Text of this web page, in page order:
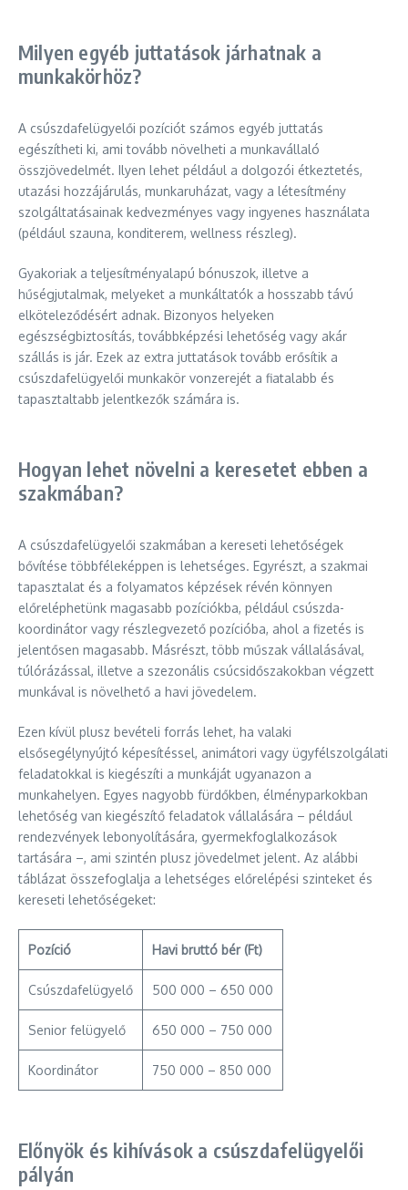
Milyen egyéb juttatások járhatnak a
munkakörhöz?
A csúszdafelügyelői pozíciót számos egyéb juttatás
egészítheti ki, ami tovább növelheti a munkavállaló
összjövedelmét. Ilyen lehet például a dolgozói étkeztetés,
utazási hozzájárulás, munkaruházat, vagy a létesítmény
szolgáltatásainak kedvezményes vagy ingyenes használata
(például szauna, konditerem, wellness részleg).
Gyakoriak a teljesítményalapú bónuszok, illetve a
hűségjutalmak, melyeket a munkáltatók a hosszabb távú
elköteleződésért adnak. Bizonyos helyeken
egészségbiztosítás, továbbképzési lehetőség vagy akár
szállás is jár. Ezek az extra juttatások tovább erősítik a
csúszdafelügyelői munkakör vonzerejét a fiatalabb és
tapasztaltabb jelentkezők számára is.
Hogyan lehet növelni a keresetet ebben a
szakmában?
A csúszdafelügyelői szakmában a kereseti lehetőségek
bővítése többféleképpen is lehetséges. Egyrészt, a szakmai
tapasztalat és a folyamatos képzések révén könnyen
előreléphetünk magasabb pozíciókba, például csúszda-
koordinátor vagy részlegvezető pozícióba, ahol a fizetés is
jelentősen magasabb. Másrészt, több műszak vállalásával,
túlórázással, illetve a szezonális csúcsidőszakokban végzett
munkával is növelhető a havi jövedelem.
Ezen kívül plusz bevételi forrás lehet, ha valaki
elsősegélynyújtó képesítéssel, animátori vagy ügyfélszolgálati
feladatokkal is kiegészíti a munkáját ugyanazon a
munkahelyen. Egyes nagyobb fürdőkben, élményparkokban
lehetőség van kiegészítő feladatok vállalására – például
rendezvények lebonyolítására, gyermekfoglalkozások
tartására –, ami szintén plusz jövedelmet jelent. Az alábbi
táblázat összefoglalja a lehetséges előrelépési szinteket és
kereseti lehetőségeket:
Pozíció Havi bruttó bér (Ft)
Csúszdafelügyelő 500 000 – 650 000
Senior felügyelő 650 000 – 750 000
Koordinátor 750 000 – 850 000
Előnyök és kihívások a csúszdafelügyelői
pályán